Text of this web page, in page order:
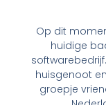
Op dit
huidige
huisgenoot
groepje